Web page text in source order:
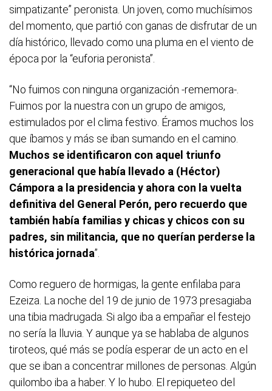
simpatizante” peronista. Un joven, como muchísimos
del momento, que partió con ganas de disfrutar de un
día histórico, llevado como una pluma en el viento de
época por la “euforia peronista”.
“No fuimos con ninguna organización -rememora-.
Fuimos por la nuestra con un grupo de amigos,
estimulados por el clima festivo. Éramos muchos los
que íbamos y más se iban sumando en el camino.
Muchos se identificaron con aquel triunfo
generacional que había llevado a (Héctor)
Cámpora a la presidencia y ahora con la vuelta
definitiva del General Perón, pero recuerdo que
también había familias y chicas y chicos con su
padres, sin militancia, que no querían perderse la
histórica jornada”.
Como reguero de hormigas, la gente enfilaba para
Ezeiza. La noche del 19 de junio de 1973 presagiaba
una tibia madrugada. Si algo iba a empañar el festejo
no sería la lluvia. Y aunque ya se hablaba de algunos
tiroteos, qué más se podía esperar de un acto en el
que se iban a concentrar millones de personas. Algún
quilombo iba a haber. Y lo hubo. El repiqueteo del